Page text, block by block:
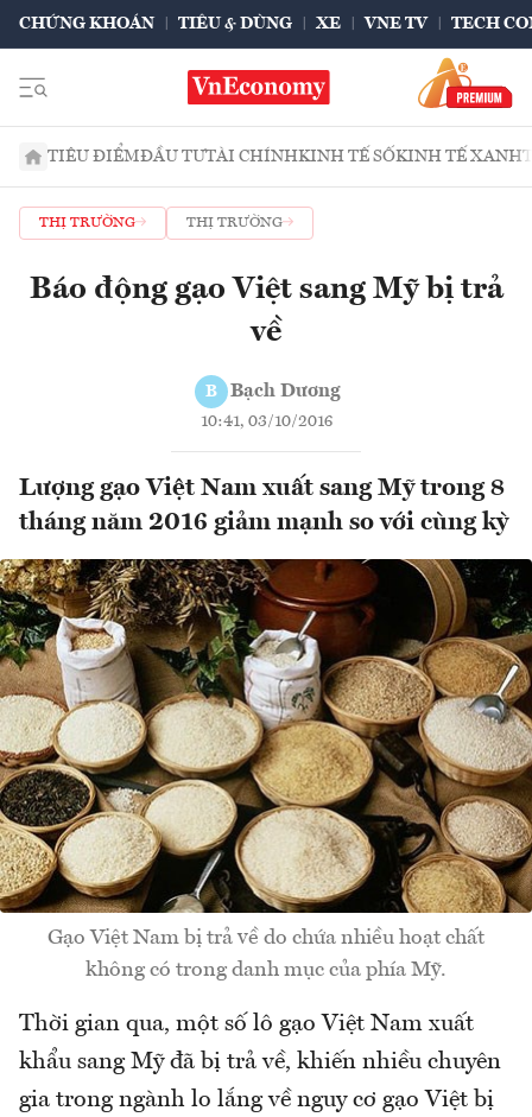
CHỨNG KHOÁN TIÊU & DÙNG XE VNE TV TECH
TIÊU ĐIỂMĐẦU TƯTÀI CHÍNHKINH TẾ SỐKINH TẾ XANH
THỊ TRƯỜNG THỊ TRƯỜNG
Báo động gạo Việt sang Mỹ bị trả
về
B Bạch Dương
10:41, 03/10/2016
Lượng gạo Việt Nam xuất sang Mỹ trong 8
tháng năm 2016 giảm mạnh so với cùng kỳ
Gạo Việt Nam bị trả về do chứa nhiều hoạt chất
không có trong danh mục của phía Mỹ.
Thời gian qua, một số lô gạo Việt Nam xuất
khẩu sang Mỹ đã bị trả về, khiến nhiều chuyên
gia trong ngành lo lắng về nguy cơ gạo Việt bị